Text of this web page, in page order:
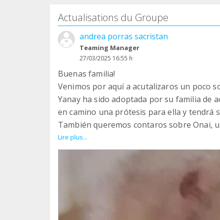
Actualisations du Groupe
andrea porras sacristan
Teaming Manager
27/03/2025 16:55 h
Buenas familia!
Venimos por aquí a acutalizaros un poco
Yanay ha sido adoptada por su familia de
en camino una prótesis para ella y tendrá
También queremos contaros sobre Onai,
la policía, venía con otros dos compis y
suerte, no. Sí traía un prolapso de abazón
brote de sarna, seguramente porque
para la sarna le sentó fatal y estuvo unos
para nada, todo le pasa a ella. Ahora está
tratamientos para erradicar esos picores.
Pero ya sabéis que en esta familia
Lire plus...